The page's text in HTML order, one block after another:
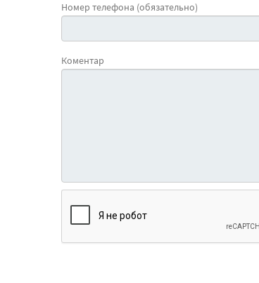
Номер телефона (обязательно)
Коментар